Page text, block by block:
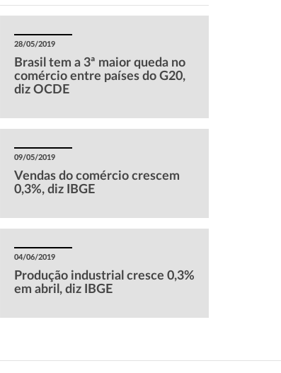
28/05/2019
Brasil tem a 3ª maior queda no
comércio entre países do G20,
diz OCDE
09/05/2019
Vendas do comércio crescem
0,3%, diz IBGE
04/06/2019
Produção industrial cresce 0,3%
em abril, diz IBGE